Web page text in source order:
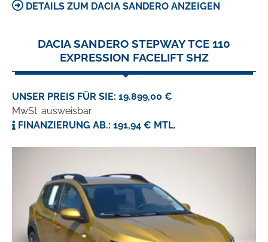
DETAILS ZUM DACIA SANDERO ANZEIGEN
DACIA SANDERO STEPWAY TCE 110
EXPRESSION FACELIFT SHZ
UNSER PREIS FÜR SIE: 19.899,00 €
MwSt. ausweisbar
FINANZIERUNG AB.: 191,94 € MTL.